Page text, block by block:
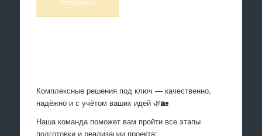
Комплексные решения под ключ — качественно,
надёжно и с учётом ваших идей 🌿🏡
Наша команда поможет вам пройти все этапы
подготовки и реализации проекта: